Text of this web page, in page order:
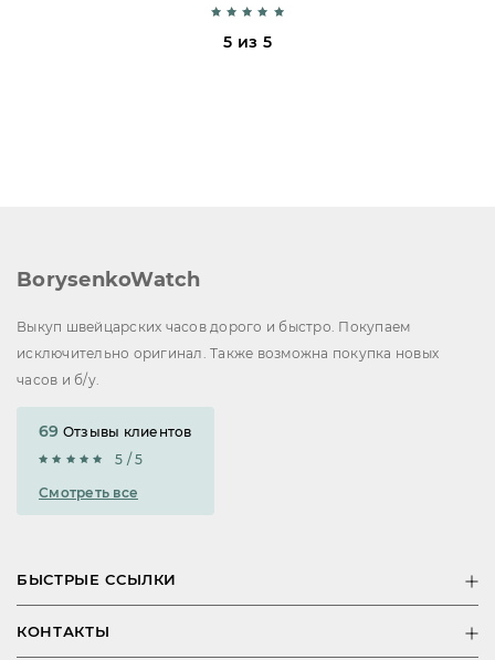
5 из 5
BorysenkoWatch
Выкуп швейцарских часов дорого и быстро. Покупаем
исключительно оригинал. Также возможна покупка новых
часов и б/у.
69 Отзывы клиентов
5 / 5
Смотреть все
БЫСТРЫЕ ССЫЛКИ
КОНТАКТЫ